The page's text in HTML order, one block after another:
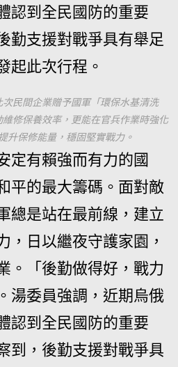
認到全民國防的重要
勤支援對戰爭具有舉足
起此次行程。
民間企業贈予國軍「環保水基清洗
修保養效率，更能在官兵作業時強化
升保修能量，穩固堅實戰力。
定有賴強而有力的國
平的最大籌碼。面對敵
總是站在最前線，建立
，日以繼夜守護家園，
。「後勤做得好，戰力
湯委員強調，近期烏俄
認到全民國防的重要
到，後勤支援對戰爭具